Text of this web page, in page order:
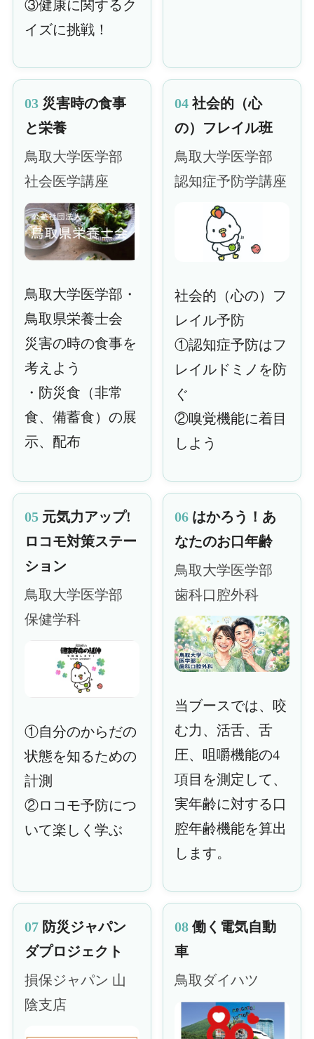
③健康に関するク
イズに挑戦！
03災害時の食事
と栄養
鳥取大学医学部
社会医学講座
鳥取大学医学部・
鳥取県栄養士会
災害の時の食事を
考えよう
・防災食（非常
食、備蓄食）の展
示、配布
04 社会的（心
の）フレイル班
鳥取大学医学部
認知症予防学講座
社会的（心の）フ
レイル予防
①認知症予防はフ
レイルドミノを防
ぐ
②嗅覚機能に着目
しよう
05元気力アップ!
ロコモ対策ステー
ション
鳥取大学医学部
保健学科
①自分のからだの
状態を知るための
計測
②ロコモ予防につ
いて楽しく学ぶ
06 はかろう！あ
なたのお口年齢
鳥取大学医学部
歯科口腔外科
当ブースでは、咬
む力、活舌、舌
圧、咀嚼機能の4
項目を測定して、
実年齢に対する口
腔年齢機能を算出
します。
07防災ジャパン
ダプロジェクト
損保ジャパン 山
陰支店
08 働く電気自動
車
鳥取ダイハツ